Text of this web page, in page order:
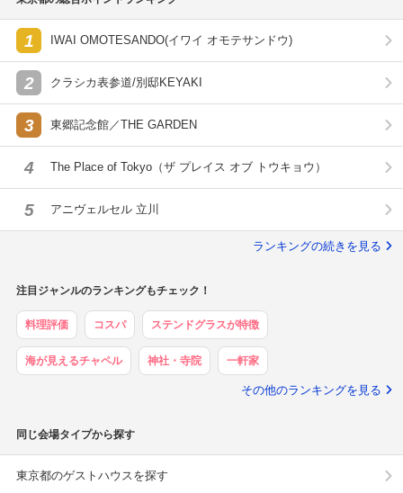
1 IWAI OMOTESANDO(イワイ オモテサンドウ)
2 クラシカ表参道/別邸KEYAKI
3 東郷記念館／THE GARDEN
4 The Place of Tokyo（ザ プレイス オブ トウキョウ）
5 アニヴェルセル 立川
ランキングの続きを見る
注目ジャンルのランキングもチェック！
料理評価 コスパ ステンドグラスが特徴
海が見えるチャペル 神社・寺院 一軒家
その他のランキングを見る
同じ会場タイプから探す
東京都のゲストハウスを探す